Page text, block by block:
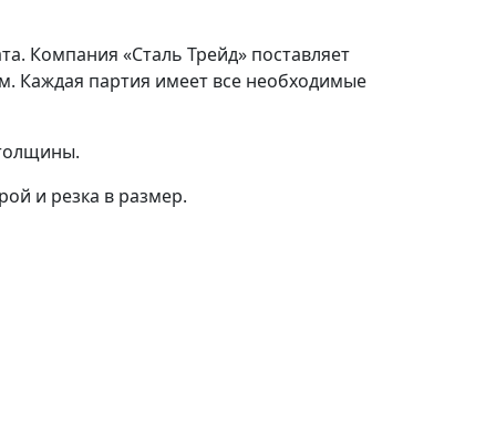
Компания «Сталь Трейд» поставляет
Каждая партия имеет все необходимые
и резка в размер.